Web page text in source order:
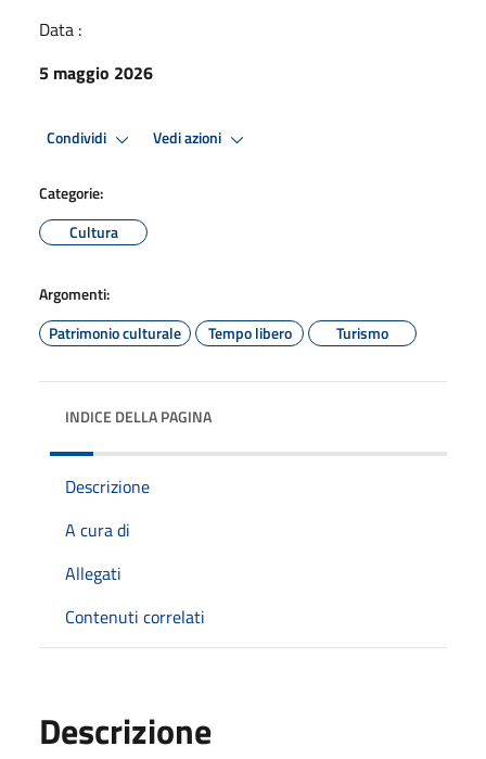
Data :
5 maggio 2026
Condividi Vedi azioni
Categorie:
Cultura
Argomenti:
Patrimonio culturale
Tempo libero Turismo
INDICE DELLA PAGINA
Descrizione
A cura di
Allegati
Contenuti correlati
Descrizione